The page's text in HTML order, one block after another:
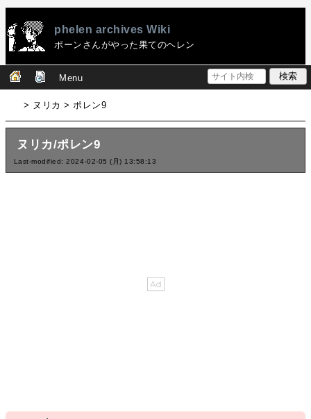
phelen archives Wiki
ポーンさんがやった果てのヘレン
Menu
> ヌリカ > ポレン9
ヌリカ/ポレン9
Last-modified: 2024-02-05 (月) 13:58:13